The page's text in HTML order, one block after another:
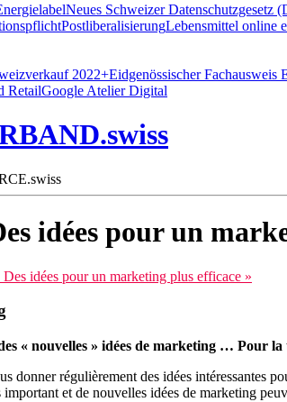
Neues Schweizer Datenschutzgesetz
PostliberalisierungLebensmittel online
verkauf 2022+Eidgenössischer Fachausweis
RetailGoogle Atelier Digital
idées pour un
idées pour un marketing plus efficace »
« nouvelles » idées de marketing … Pour la
donner régulièrement des idées intéressantes
et de nouvelles idées de marketing